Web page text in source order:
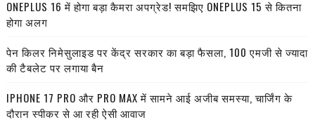
ONEPLUS 16 में होगा बड़ा कैमरा अपग्रेड! समझिए ONEPLUS 15 से कितना
होगा अलग
पेन किलर निमेसुलाइड पर केंद्र सरकार का बड़ा फैसला, 100 एमजी से ज्यादा
की टैबलेट पर लगाया बैन
IPHONE 17 PRO और PRO MAX में सामने आई अजीब समस्या, चार्जिंग के
दौरान स्पीकर से आ रही ऐसी आवाज